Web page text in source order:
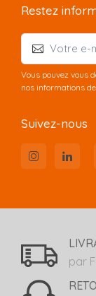
Restez
Vous pouvez vous
nos informations
Suivez-nous
par